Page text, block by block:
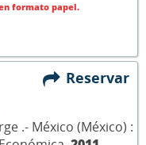
formato papel.
Reservar
.- México (México) :